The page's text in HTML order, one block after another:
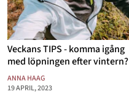
Veckans TIPS - komma igång
med löpningen efter vintern?
ANNA HAAG
19 APRIL, 2023